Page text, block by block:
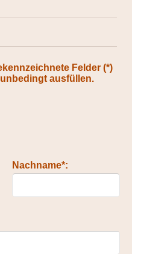
Felder (*)
ausfüllen.
Nachname*: